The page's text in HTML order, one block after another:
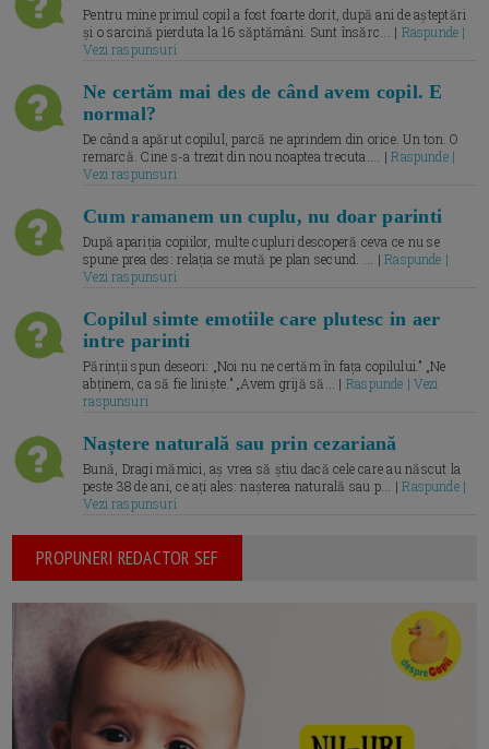
Pentru mine primul copil a fost foarte dorit, după ani de așteptări
și o sarcină pierduta la 16 săptămâni. Sunt însărc... | Raspunde |
Vezi raspunsuri
Ne certăm mai des de când avem copil. E
normal?
De când a apărut copilul, parcă ne aprindem din orice. Un ton. O
remarcă. Cine s-a trezit din nou noaptea trecuta.... |Raspunde |
Vezi raspunsuri
Cum ramanem un cuplu, nu doar parinti
După apariția copiilor, multe cupluri descoperă ceva ce nu se
spune prea des: relația se mută pe plan secund. ... |Raspunde |
Vezi raspunsuri
Copilul simte emotiile care plutesc in aer
intre parinti
Părinții spun deseori: „Noi nu ne certăm în fața copilului.” „Ne
abținem, ca să fie liniște.” „Avem grijă să... | Raspunde | Vezi
raspunsuri
Naștere naturală sau prin cezariană
Bună, Dragi mămici, aș vrea să știu dacă cele care au născut la
peste 38 de ani, ce ați ales: nașterea naturală sau p... |Raspunde |
Vezi raspunsuri
PROPUNERI REDACTOR SEF